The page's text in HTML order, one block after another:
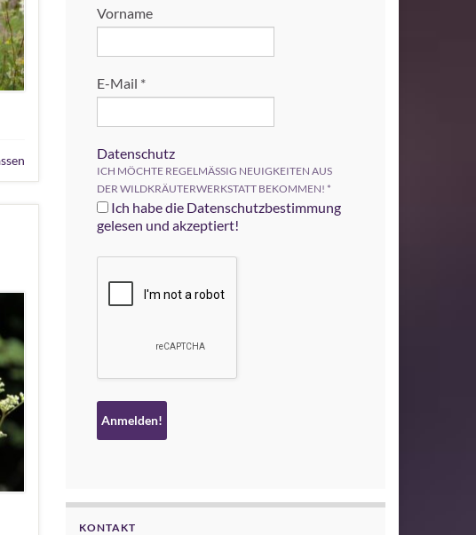
Vorname
E-Mail *
Datenschutz
ICH MÖCHTE REGELMÄSSIG NEUIGKEITEN AUS
DER WILDKRÄUTERWERKSTATT BEKOMMEN! *
Ich habe die Datenschutzbestimmung
gelesen und akzeptiert!
KONTAKT